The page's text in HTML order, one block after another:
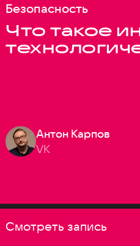
Безопасность
Что такое
Антон Карпов
VK
Смотреть запись